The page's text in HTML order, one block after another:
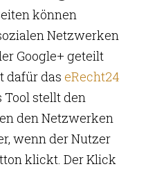
können
Netzwerken
Google+ geteilt
dafür das eRecht24
Tool stellt den
den Netzwerken
wenn der Nutzer
klickt. Der Klick